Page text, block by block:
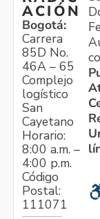
ACIÓN
Bogotá:
Carrera
85D No.
46A – 65
Complejo
logístico
San
Cayetano
Horario:
8:00 a.m. –
4:00 p.m.
Código
Postal:
111071